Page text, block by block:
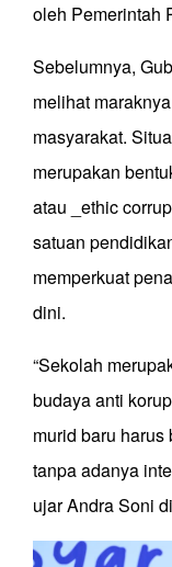
oleh Pemerintah
Sebelumnya,
melihat
masyarakat.
merupakan
atau _ethic
satuan
memperkuat
dini.
“Sekolah
budaya anti
murid baru
tanpa adanya
ujar Andra Soni